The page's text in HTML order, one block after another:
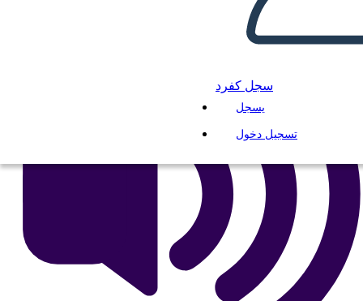
سجل كفرد
يسجل
تسجيل دخول